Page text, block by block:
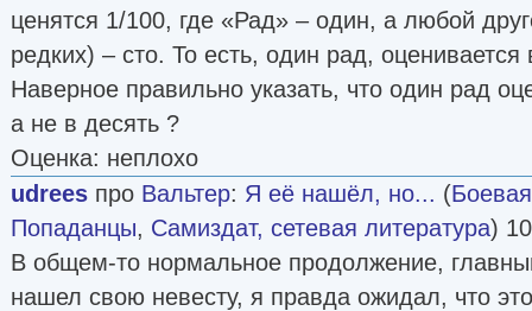
ценятся 1/100, где «Рад» – один, а любой
редких) – сто. То есть, один рад,
Наверное правильно указать, что один рад
а не в десять ?
Оценка: неплохо
udrees про Вальтер: Я её нашёл, но... (
Попаданцы, Самиздат, сетевая литература)
В общем-то нормальное продолжение,
нашел свою невесту, я правда ожидал, что